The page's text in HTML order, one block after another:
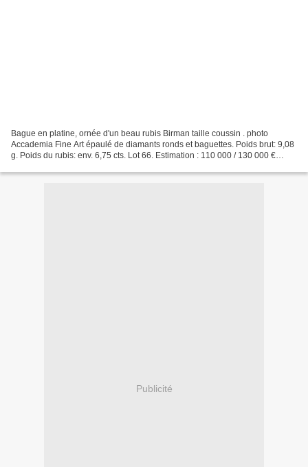
Bague en platine, ornée d'un beau rubis Birman taille coussin . photo
Accademia Fine Art épaulé de diamants ronds et baguettes. Poids brut: 9,08
g. Poids du rubis: env. 6,75 cts. Lot 66. Estimation : 110 000 / 130 000 €
Publicité